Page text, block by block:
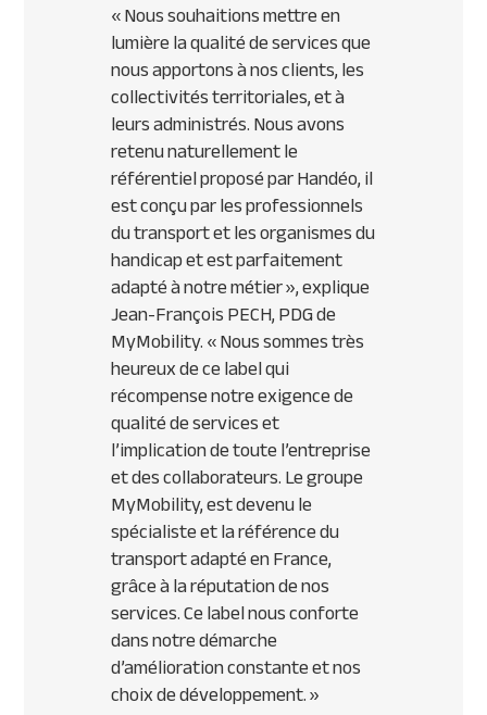
«Nous souhaitions mettre en
lumière la qualité de services que
nous apportons à nos clients, les
collectivités territoriales, et à
leurs administrés. Nous avons
retenu naturellement le
référentiel proposé par Handéo, il
est conçu par les professionnels
du transport et les organismes du
handicap et est parfaitement
adapté à notre métier», explique
Jean-François PECH, PDG de
MyMobility. «Nous sommes très
heureux de ce label qui
récompense notre exigence de
qualité de services et
l’implication de toute l’entreprise
et des collaborateurs. Le groupe
MyMobility, est devenu le
spécialiste et la référence du
transport adapté en France,
grâce à la réputation de nos
services. Ce label nous conforte
dans notre démarche
d’amélioration constante et nos
choix de développement.»